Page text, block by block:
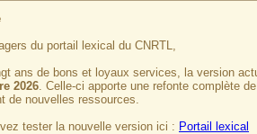
du portail lexical du CNRTL,
ans de bons et loyaux services, la version
2026. Celle-ci apporte une refonte complète
de nouvelles ressources.
tester la nouvelle version ici : Portail lexical